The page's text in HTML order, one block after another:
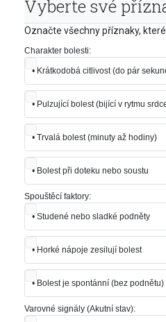
Vyberte své
Označte všechny příznaky,
Charakter bolesti:
• Krátkodobá citlivost (do pár
• Pulzující bolest (bijící v rytmu
• Trvalá bolest (minuty až hodiny)
• Bolest při doteku nebo soustu
Spouštěcí faktory:
• Studené nebo sladké podněty
• Horké nápoje zesilují bolest
• Bolest je spontánní (bez podnětu)
Varovné signály (Akutní stav):